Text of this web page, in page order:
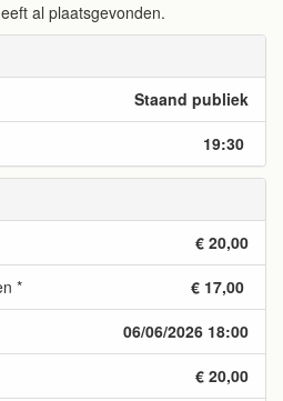
al plaatsgevonden.
Staand publiek
19:30
€ 20,00
€ 17,00
*
06/06/2026 18:00
€ 20,00